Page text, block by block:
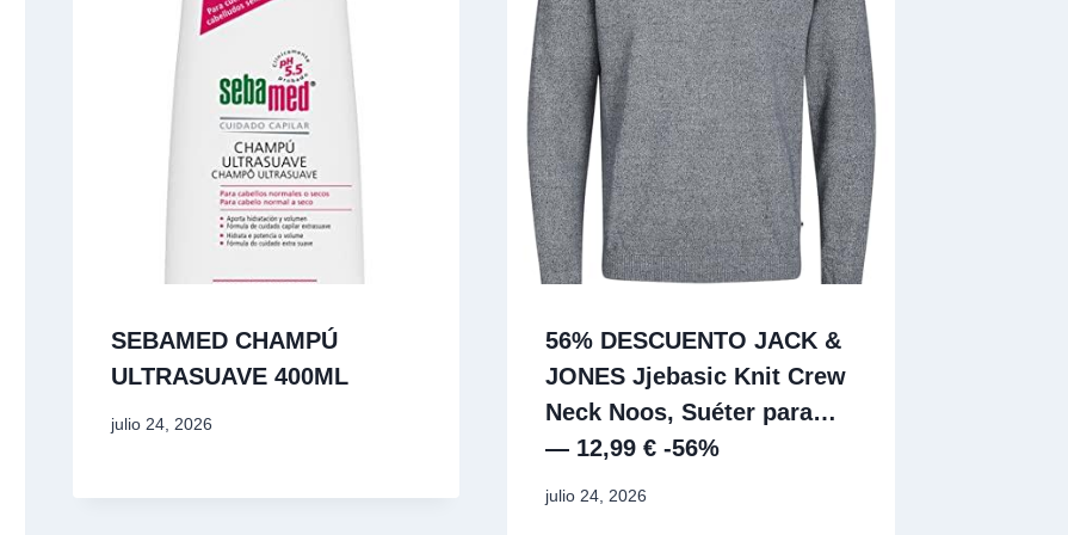
SEBAME​D CHAMPÚ
ULTRASUAVE 400ML
julio 24, 2026
56% DESCUENTO JACK &
JONES Jjebasic Knit Crew
Neck Noos, Suéter para…
— 12,99 € -56%
julio 24, 2026